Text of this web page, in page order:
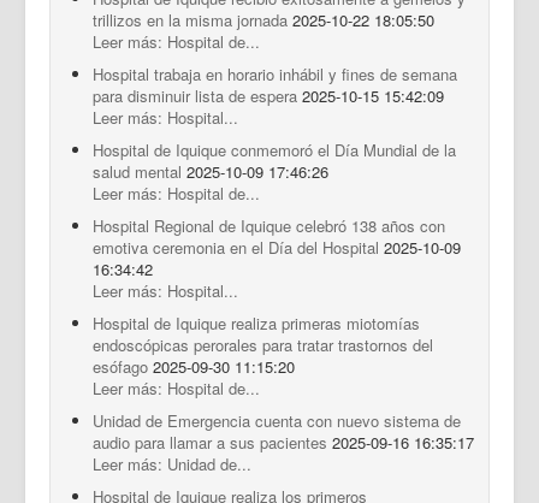
trillizos en la misma jornada 2025-10-22 18:05:50
Leer más: Hospital de...
Hospital trabaja en horario inhábil y fines de semana
para disminuir lista de espera 2025-10-15 15:42:09
Leer más: Hospital...
Hospital de Iquique conmemoró el Día Mundial de la
salud mental 2025-10-09 17:46:26
Leer más: Hospital de...
Hospital Regional de Iquique celebró 138 años con
emotiva ceremonia en el Día del Hospital 2025-10-09
16:34:42
Leer más: Hospital...
Hospital de Iquique realiza primeras miotomías
endoscópicas perorales para tratar trastornos del
esófago 2025-09-30 11:15:20
Leer más: Hospital de...
Unidad de Emergencia cuenta con nuevo sistema de
audio para llamar a sus pacientes 2025-09-16 16:35:17
Leer más: Unidad de...
Hospital de Iquique realiza los primeros